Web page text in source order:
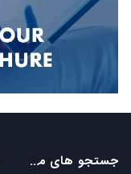
جستجو های محبوب